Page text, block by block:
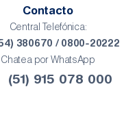
Contacto
Central Telefónica:
380670 / 0800-20222
Chatea por WhatsApp
(51) 915 078 000​